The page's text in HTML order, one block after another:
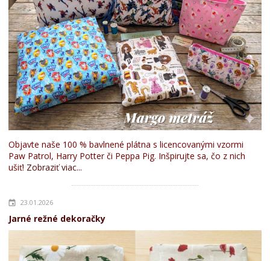
Objavte naše 100 % bavlnené plátna s licencovanými vzormi
Paw Patrol, Harry Potter či Peppa Pig. Inšpirujte sa, čo z nich
ušiť! Zobraziť viac...
23.01.2026
Jarné režné dekoračky